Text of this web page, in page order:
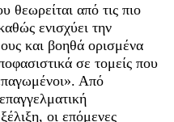
θεωρείται από τις πιο
ενισχύει την
και βοηθά ορισμένα
σε τομείς που
Από
οι επόμενες